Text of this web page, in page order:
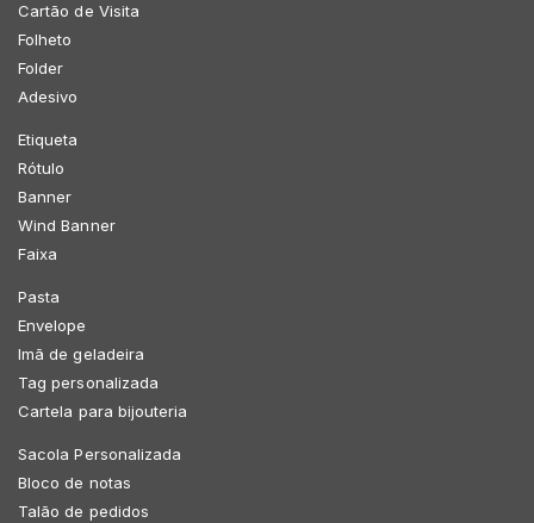
Cartão de Visita
Folheto
Folder
Adesivo
Etiqueta
Rótulo
Banner
Wind Banner
Faixa
Pasta
Envelope
Imã de geladeira
Tag personalizada
Cartela para bijouteria
Sacola Personalizada
Bloco de notas
Talão de pedidos